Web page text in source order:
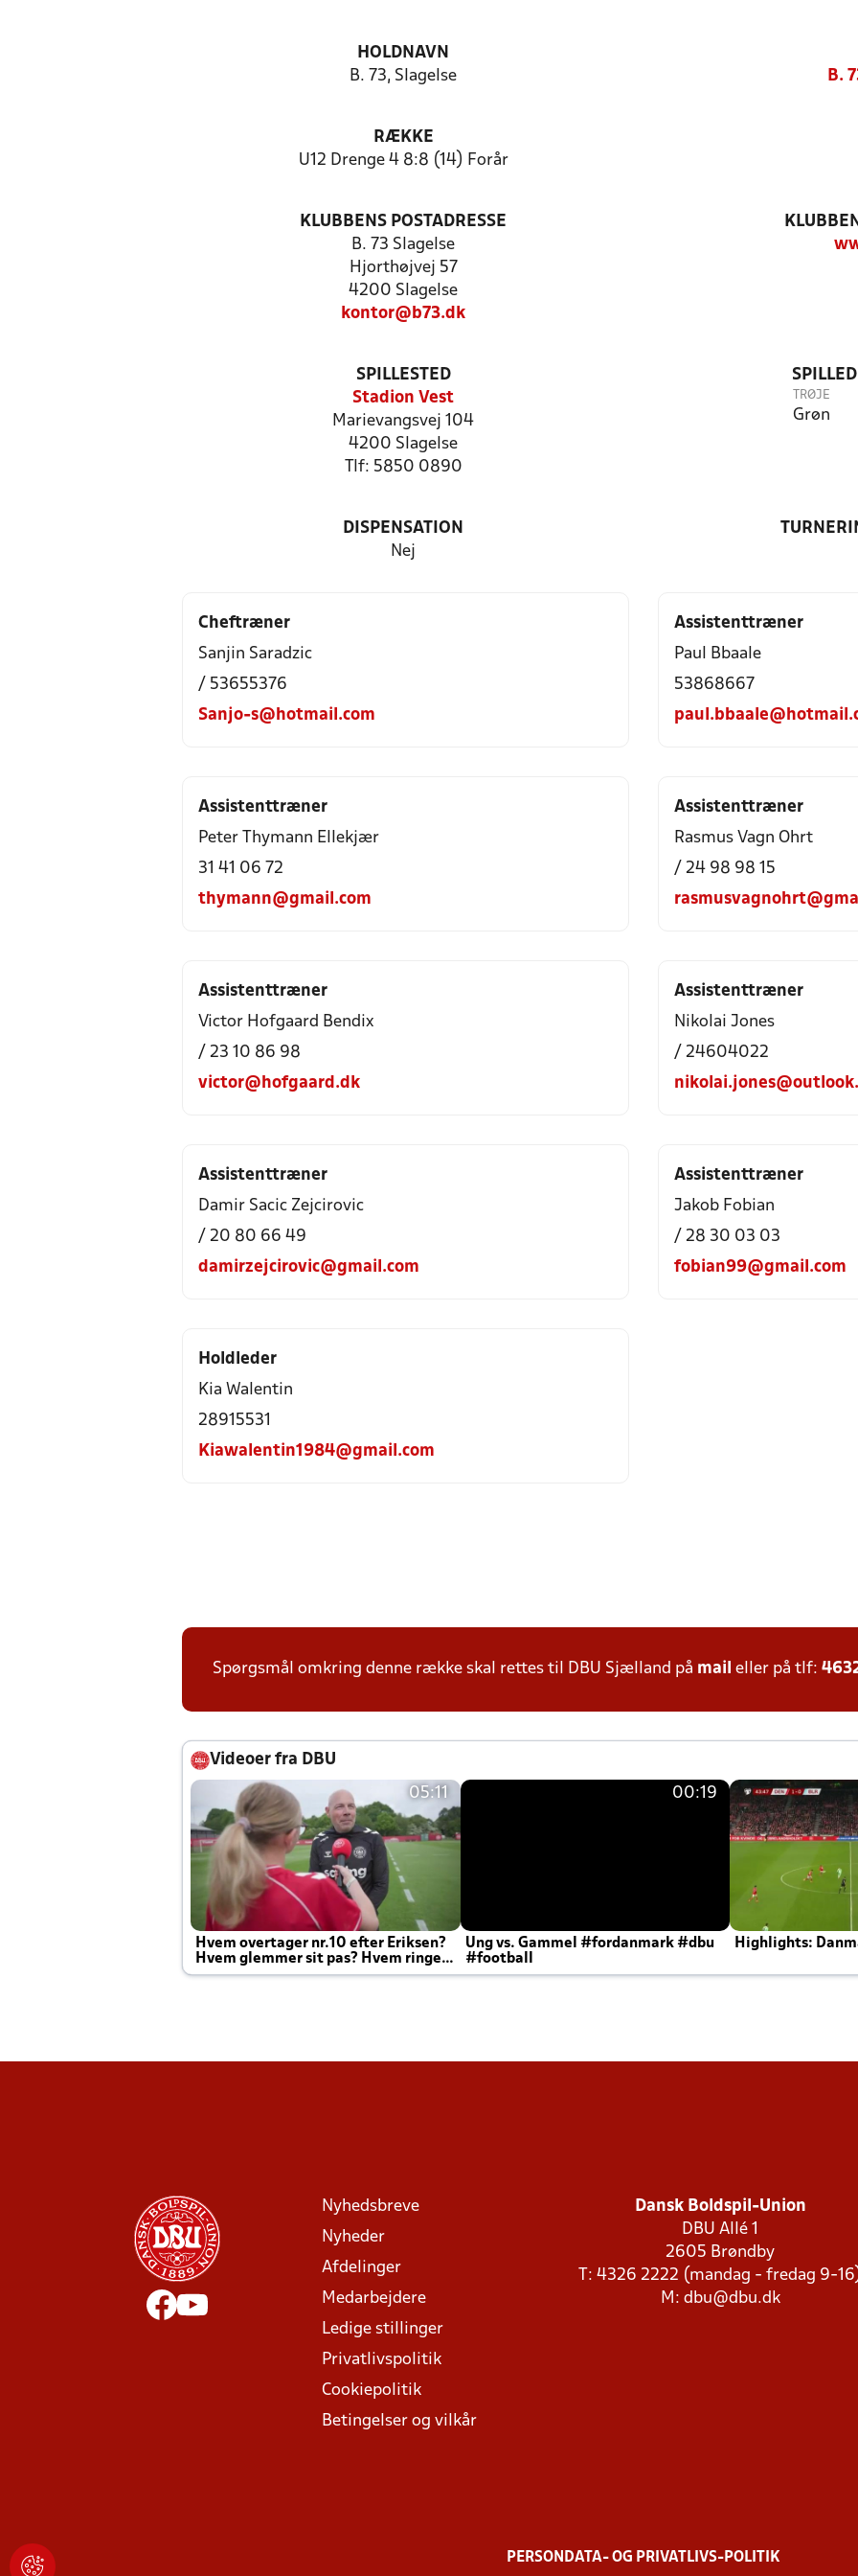
HOLDNAVN
B. 73, Slagelse
B.
RÆKKE
U12 Drenge 4 8:8 (14) Forår
KLUBBENS POSTADRESSE
B. 73 Slagelse
Hjorthøjvej 57
4200 Slagelse
kontor@b73.dk
SPILLESTED
Stadion Vest
Marievangsvej 104
4200 Slagelse
Tlf: 5850 0890
TRØJE
Grøn
DISPENSATION
Nej
Cheftræner
Sanjin Saradzic
/ 53655376
Sanjo-s@hotmail.com
Assistenttræner
Paul Bbaale
53868667
Assistenttræner
Peter Thymann Ellekjær
31 41 06 72
thymann@gmail.com
Assistenttræner
Rasmus Vagn Ohrt
/ 24 98 98 15
Assistenttræner
Victor Hofgaard Bendix
/ 23 10 86 98
victor@hofgaard.dk
Assistenttræner
Nikolai Jones
/ 24604022
Assistenttræner
Damir Sacic Zejcirovic
/ 20 80 66 49
damirzejcirovic@gmail.com
Assistenttræner
Jakob Fobian
/ 28 30 03 03
fobian99@gmail.com
Holdleder
Kia Walentin
28915531
Kiawalentin1984@gmail.com
Spørgsmål omkring denne række skal rettes til DBU Sjælland på mail eller på tlf:
Videoer fra DBU
05:11
Hvem overtager nr.10 efter Eriksen?
Hvem glemmer sit pas? Hvem ringer
Joachim altid til efter kampe?
00:19
Ung vs. Gammel #fordanmark #dbu
#football
Highlights:
Nyhedsbreve
Nyheder
Afdelinger
Medarbejdere
Ledige stillinger
Privatlivspolitik
Cookiepolitik
Betingelser og vilkår
Dansk Boldspil-Union
DBU Allé 1
2605 Brøndby
T: 4326 2222 (mandag - fredag 9-
M: dbu@dbu.dk
PERSONDATA- OG PRIVATLIVS-POLITIK